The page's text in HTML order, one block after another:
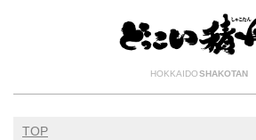
HOKKAIDOSHAKOTAN
TOP